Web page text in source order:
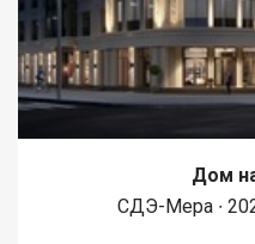
Дом
СДЭ-Мера ∙